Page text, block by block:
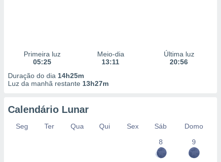
Primeira luz
05:25
Meio-dia
13:11
Última luz
20:56
Duração do dia 14h25m
Luz da manhã restante 13h27m
Calendário Lunar
Seg Ter Qua Qui Sex Sáb
Domo
8
9